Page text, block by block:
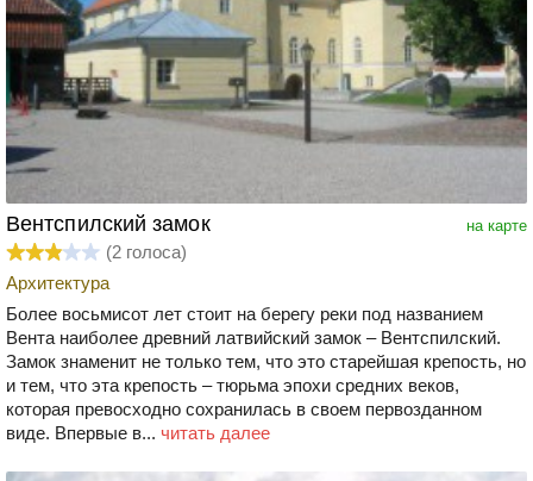
на карте
Вентспилский замок
(2 голоса)
Архитектура
Более восьмисот лет стоит на берегу реки под названием
Вента наиболее древний латвийский замок – Вентспилский.
Замок знаменит не только тем, что это старейшая крепость, но
и тем, что эта крепость – тюрьма эпохи средних веков,
которая превосходно сохранилась в своем первозданном
виде. Впервые в... читать далее